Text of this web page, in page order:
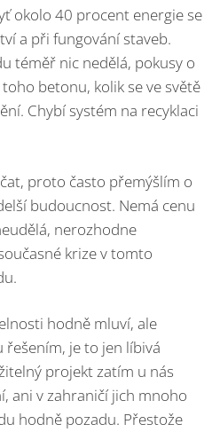
okolo 40 procent energie se
a při fungování staveb.
téměř nic nedělá, pokusy o
betonu, kolik se ve světě
Chybí systém na recyklaci
proto často přemýšlím o
budoucnost. Nemá cenu
nerozhodne
krize v tomto
hodně mluví, ale
je to jen líbivá
projekt zatím u nás
ani v zahraničí jich mnoho
hodně pozadu. Přestože